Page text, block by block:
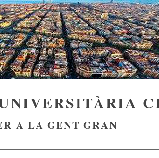
A LA GENT GRAN